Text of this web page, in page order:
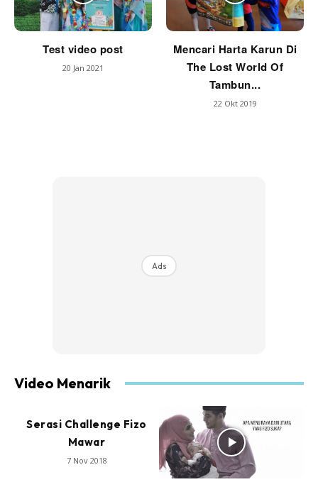
Test video post
20 Jan 2021
Mencari Harta Karun Di
The Lost World Of
Tambun...
22 Okt 2019
Ads
Video Menarik
Serasi Challenge Fizo
Mawar
7 Nov 2018